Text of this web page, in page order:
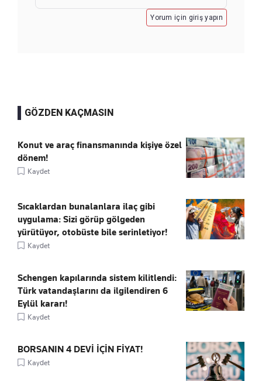
Yorum için giriş yapın
GÖZDEN KAÇMASIN
Konut ve araç finansmanında kişiye özel
dönem!
Kaydet
Sıcaklardan bunalanlara ilaç gibi
uygulama: Sizi görüp gölgeden
yürütüyor, otobüste bile serinletiyor!
Kaydet
Schengen kapılarında sistem kilitlendi:
Türk vatandaşlarını da ilgilendiren 6
Eylül kararı!
Kaydet
BORSANIN 4 DEVİ İÇİN FİYAT!
Kaydet